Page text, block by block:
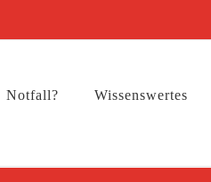
Notfall? Wissenswertes